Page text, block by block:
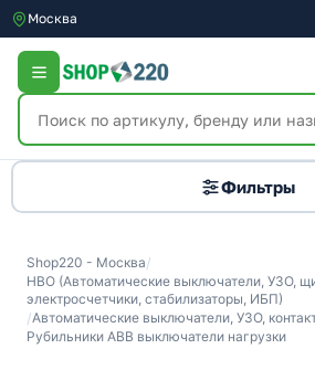
Москва
Фильтры
Shop220 - Москва/
НВО (Автоматические выключатели, УЗО,
электросчетчики, стабилизаторы, ИБП)
/Автоматические выключатели, УЗО,
Рубильники ABB выключатели нагрузки